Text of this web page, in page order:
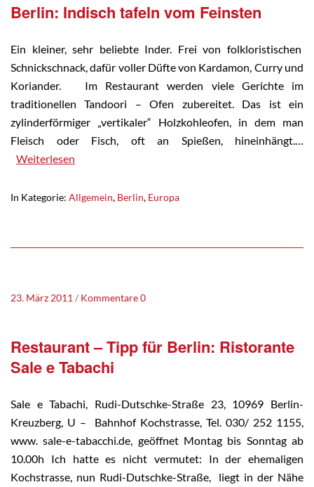
Berlin: Indisch tafeln vom Feinsten
Ein kleiner, sehr beliebte Inder. Frei von folkloristischen
Schnickschnack, dafür voller Düfte von Kardamon, Curry und
Koriander. Im Restaurant werden viele Gerichte im
traditionellen Tandoori – Ofen zubereitet. Das ist ein
zylinderförmiger „vertikaler“ Holzkohleofen, in dem man
Fleisch oder Fisch, oft an Spießen, hineinhängt.…
Weiterlesen
In Kategorie: Allgemein, Berlin, Europa
23. März 2011 Kommentare 0
Restaurant – Tipp für Berlin: Ristorante
Sale e Tabachi
Sale e Tabachi, Rudi-Dutschke-Straße 23, 10969 Berlin-
Kreuzberg, U – Bahnhof Kochstrasse, Tel. 030/ 252 1155,
www. sale-e-tabacchi.de, geöffnet Montag bis Sonntag ab
10.00h Ich hatte es nicht vermutet: In der ehemaligen
Kochstrasse, nun Rudi-Dutschke-Straße, liegt in der Nähe